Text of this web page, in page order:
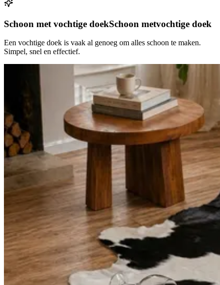
Schoon met vochtige doekSchoon metvochtige doek
Een vochtige doek is vaak al genoeg om alles schoon te maken.
Simpel, snel en effectief.